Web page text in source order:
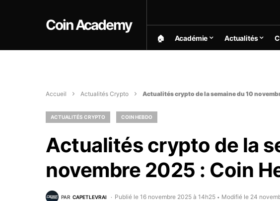
Coin Academy
🏠︎ Académie Actualités
Accueil Actualités Crypto Actualités crypto de la semaine du 10
ACTUALITÉS CRYPTO COIN HEBDO
Actualités crypto de la
novembre 2025 : Coin
PAR CAPETLEVRAI Publié le 16 novembre 2025 à 14h25 • Modifié le 24